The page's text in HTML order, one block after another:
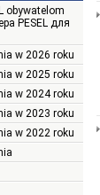
obywatelom
PESEL для
w 2026 roku
w 2025 roku
w 2024 roku
w 2023 roku
w 2022 roku